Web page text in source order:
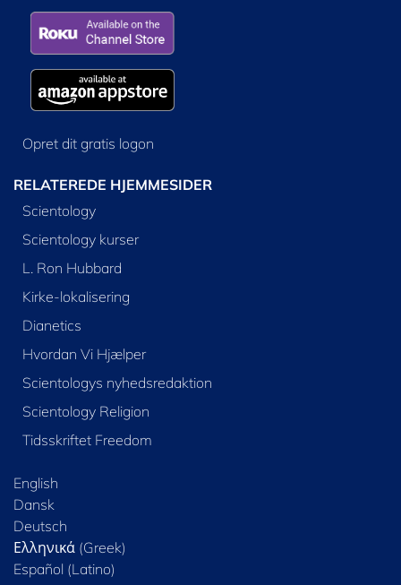
Opret dit gratis logon
RELATEREDE HJEMMESIDER
Scientology
Scientology kurser
L. Ron Hubbard
Kirke-lokalisering
Dianetics
Hvordan Vi Hjælper
Scientologys nyhedsredaktion
Scientology Religion
Tidsskriftet Freedom
English
Dansk
Deutsch
Ελληνικά (Greek)
Español (Latino)